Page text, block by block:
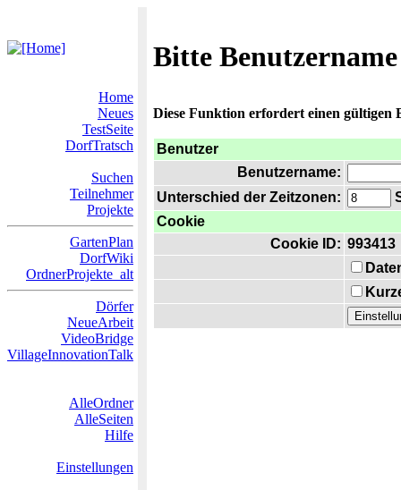
Bitte
Home
Neues
TestSeite
DorfTratsch
Suchen
Teilnehmer
Projekte
GartenPlan
DorfWiki
OrdnerProjekte_alt
Dörfer
NeueArbeit
VideoBridge
VillageInnovationTalk
AlleOrdner
AlleSeiten
Hilfe
Einstellungen
Diese Funktion erfordert einen gültigen
Benutzer
Benutzername:
Unterschied der Zeitzonen:
Cookie
Cookie ID: 993413